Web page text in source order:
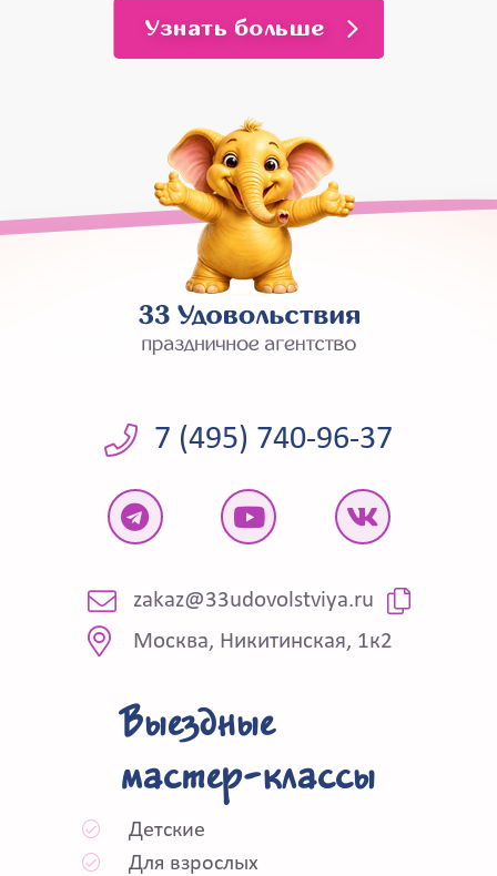
Узнать больше
7 (495) 740-96-37
zakaz@33udovolstviya.ru
Москва, Никитинская, 1к2
Выездные
мастер-классы
Детские
Для взрослых